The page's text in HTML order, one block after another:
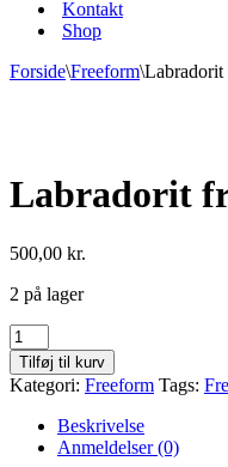
Kontakt
Shop
Forside\Freeform\Labradorit
Labradorit
500,00 kr.
2 på lager
Labradorit
freeform
900gr-
1kg
antal
Tilføj til kurv
Kategori: Freeform Tags:
Beskrivelse
Anmeldelser (0)